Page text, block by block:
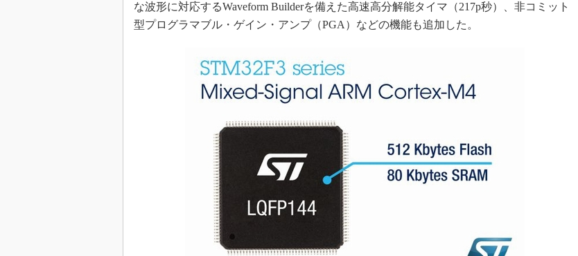
な波形に対応するWaveform Builderを備えた高速高分解能タイマ（217p秒）、非コミット
型プログラマブル・ゲイン・アンプ（PGA）などの機能も追加した。